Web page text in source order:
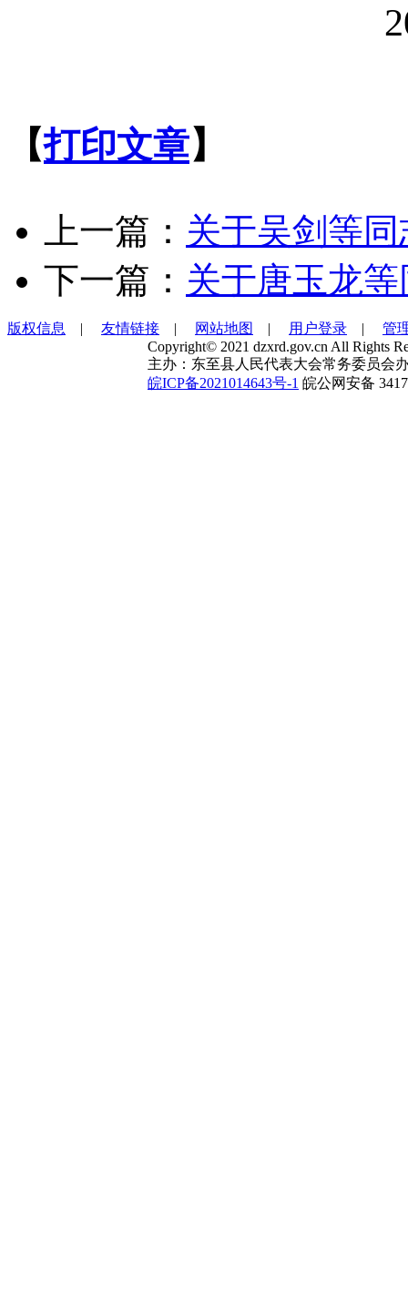
【打印文章】
上一篇： 关于吴剑等
下一篇： 关于唐玉龙
版权信息 | 友情链接 | 网站地图 | 用户登录 | 管
Copyright© 2021 dzxrd.gov.cn All Rights
主办：东至县人民代表大会常务委员会
皖ICP备2021014643号-1 皖公网安备